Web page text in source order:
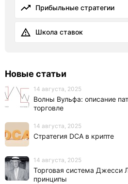
Прибыльные стратегии
Школа ставок
Новые статьи
14 августа, 2025
Волны Вульфа: описание
торговле
14 августа, 2025
Стратегия DCA в крипте
14 августа, 2025
Торговая система Джесси
принципы